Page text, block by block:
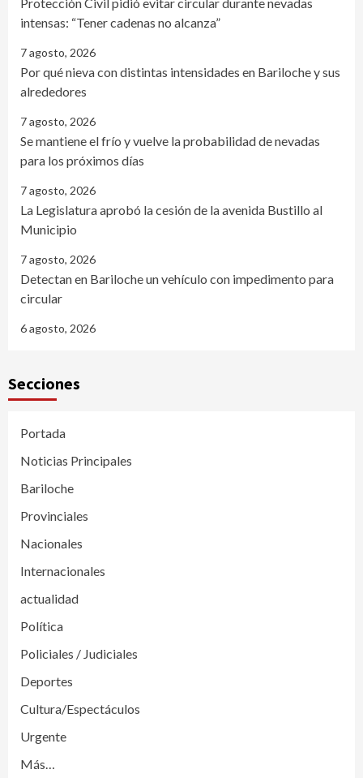
Protección Civil pidió evitar circular durante nevadas
intensas: “Tener cadenas no alcanza”
7 agosto, 2026
Por qué nieva con distintas intensidades en Bariloche y sus
alrededores
7 agosto, 2026
Se mantiene el frío y vuelve la probabilidad de nevadas
para los próximos días
7 agosto, 2026
La Legislatura aprobó la cesión de la avenida Bustillo al
Municipio
7 agosto, 2026
Detectan en Bariloche un vehículo con impedimento para
circular
6 agosto, 2026
Secciones
Portada
Noticias Principales
Bariloche
Provinciales
Nacionales
Internacionales
actualidad
Política
Policiales / Judiciales
Deportes
Cultura/Espectáculos
Urgente
Más…